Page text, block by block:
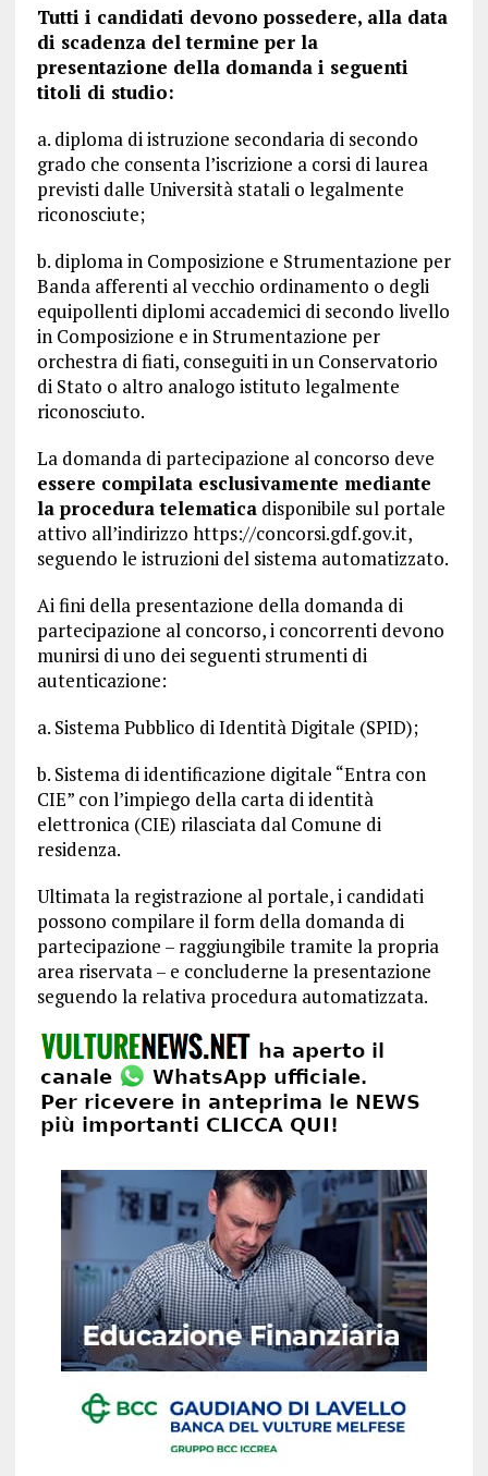
Tutti i candidati devono possedere, alla data
di scadenza del termine per la
presentazione della domanda i seguenti
titoli di studio:
a. diploma di istruzione secondaria di secondo
grado che consenta l’iscrizione a corsi di laurea
previsti dalle Università statali o legalmente
riconosciute;
b. diploma in Composizione e Strumentazione per
Banda afferenti al vecchio ordinamento o degli
equipollenti diplomi accademici di secondo livello
in Composizione e in Strumentazione per
orchestra di fiati, conseguiti in un Conservatorio
di Stato o altro analogo istituto legalmente
riconosciuto.
La domanda di partecipazione al concorso deve
essere compilata esclusivamente mediante
la procedura telematicadisponibile sul portale
attivo all’indirizzo https://concorsi.gdf.gov.it,
seguendo le istruzioni del sistema automatizzato.
Ai fini della presentazione della domanda di
partecipazione al concorso, i concorrenti devono
munirsi di uno dei seguenti strumenti di
autenticazione:
a. Sistema Pubblico di Identità Digitale (SPID);
b. Sistema di identificazione digitale “Entra con
CIE” con l’impiego della carta di identità
elettronica (CIE) rilasciata dal Comune di
residenza.
Ultimata la registrazione al portale, i candidati
possono compilare il form della domanda di
partecipazione – raggiungibile tramite la propria
area riservata – e concluderne la presentazione
seguendo la relativa procedura automatizzata.